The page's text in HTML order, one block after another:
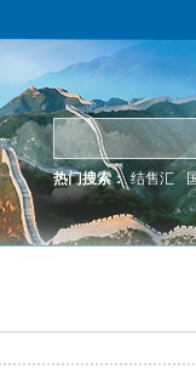
热门搜索： 结售汇